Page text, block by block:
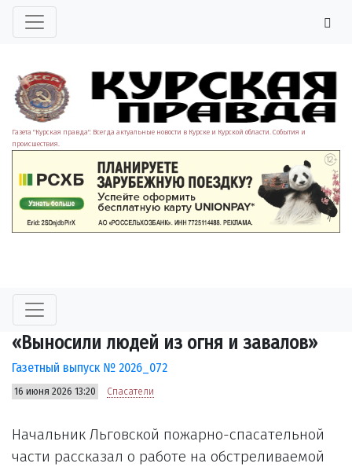
Газета "Курская правда". Всегда актуальные новости в Курске и Курской области. События и
происшествия.
«Выносили людей из огня и завалов»
Газетный выпуск № 2026_072
16 июня 2026 13:20 Спасатели
Начальник Льговской пожарно-спасательной
части рассказал о работе на обстреливаемой